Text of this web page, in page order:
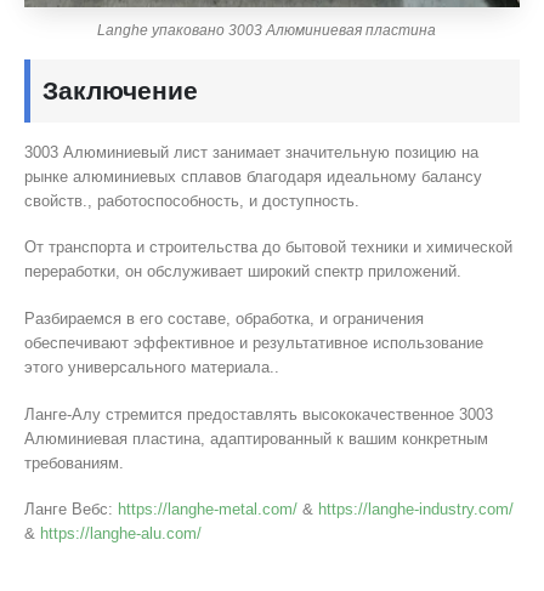
Langhe упаковано 3003 Алюминиевая пластина
Заключение
3003 Алюминиевый лист занимает значительную позицию на
рынке алюминиевых сплавов благодаря идеальному балансу
свойств., работоспособность, и доступность.
От транспорта и строительства до бытовой техники и химической
переработки, он обслуживает широкий спектр приложений.
Разбираемся в его составе, обработка, и ограничения
обеспечивают эффективное и результативное использование
этого универсального материала..
Ланге-Алу стремится предоставлять высококачественное 3003
Алюминиевая пластина, адаптированный к вашим конкретным
требованиям.
Ланге Вебс: https://langhe-metal.com/ & https://langhe-industry.com/
& https://langhe-alu.com/